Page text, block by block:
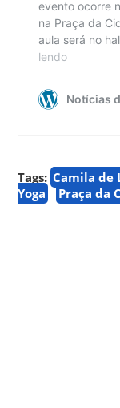
Tags: Camila de
Yoga
Praça da